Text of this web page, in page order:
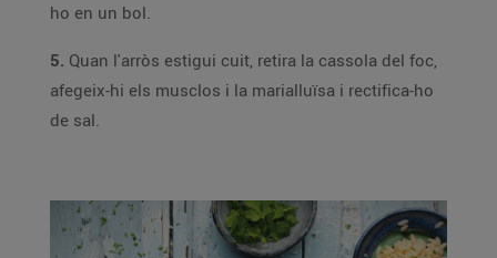
ho en un bol.
5. Quan l'arròs estigui cuit, retira la cassola del foc,
afegeix-hi els musclos i la marialluïsa i rectifica-ho
de sal.